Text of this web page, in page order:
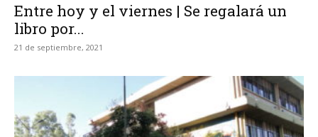
Entre hoy y el viernes | Se regalará un
libro por...
21 de septiembre, 2021